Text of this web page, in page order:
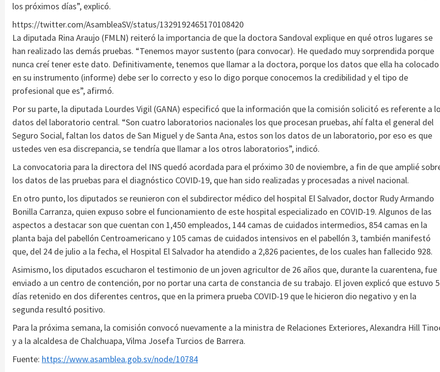
los próximos días”, explicó.
https://twitter.com/AsambleaSV/status/1329192465170108420
La diputada Rina Araujo (FMLN) reiteró la importancia de que la doctora Sandoval explique en qué otros lugares se
han realizado las demás pruebas. “Tenemos mayor sustento (para convocar). He quedado muy sorprendida porque
nunca creí tener este dato. Definitivamente, tenemos que llamar a la doctora, porque los datos que ella ha colocado
en su instrumento (informe) debe ser lo correcto y eso lo digo porque conocemos la credibilidad y el tipo de
profesional que es”, afirmó.
Por su parte, la diputada Lourdes Vigil (GANA) especificó que la información que la comisión solicitó es referente a
datos del laboratorio central. “Son cuatro laboratorios nacionales los que procesan pruebas, ahí falta el general del
Seguro Social, faltan los datos de San Miguel y de Santa Ana, estos son los datos de un laboratorio, por eso es que
ustedes ven esa discrepancia, se tendría que llamar a los otros laboratorios”, indicó.
La convocatoria para la directora del INS quedó acordada para el próximo 30 de noviembre, a fin de que amplié
los datos de las pruebas para el diagnóstico COVID-19, que han sido realizadas y procesadas a nivel nacional.
En otro punto, los diputados se reunieron con el subdirector médico del hospital El Salvador, doctor Rudy Armando
Bonilla Carranza, quien expuso sobre el funcionamiento de este hospital especializado en COVID-19. Algunos de las
aspectos a destacar son que cuentan con 1,450 empleados, 144 camas de cuidados intermedios, 854 camas en la
planta baja del pabellón Centroamericano y 105 camas de cuidados intensivos en el pabellón 3, también manifestó
que, del 24 de julio a la fecha, el Hospital El Salvador ha atendido a 2,826 pacientes, de los cuales han fallecido 928.
Asimismo, los diputados escucharon el testimonio de un joven agricultor de 26 años que, durante la cuarentena, fue
enviado a un centro de contención, por no portar una carta de constancia de su trabajo. El joven explicó que estuvo
días retenido en dos diferentes centros, que en la primera prueba COVID-19 que le hicieron dio negativo y en la
segunda resultó positivo.
Para la próxima semana, la comisión convocó nuevamente a la ministra de Relaciones Exteriores, Alexandra Hill
y a la alcaldesa de Chalchuapa, Vilma Josefa Turcios de Barrera.
Fuente: https://www.asamblea.gob.sv/node/10784